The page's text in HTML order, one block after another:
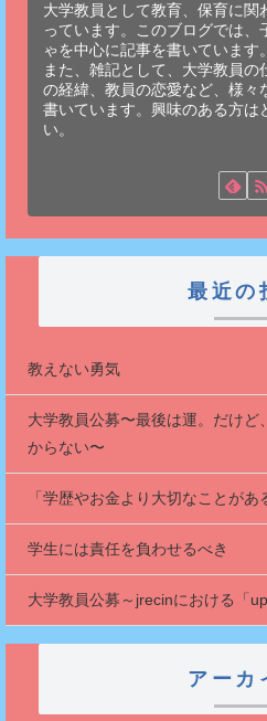
大学教員として教育、保育に関
っています。このブログでは、
ゃを中心に記事を書いています。
また、雑記として、大学教員
の経緯、教員の恋愛など、様々
書いています。興味のある方は
い。
最近の
教えない勇気
大学教員公募〜最後は運。だけ
からない〜
「学歴やお金より大切なことがあ
学生には責任を負わせるべき
大学教員公募～jrecinにおける「
アーカ